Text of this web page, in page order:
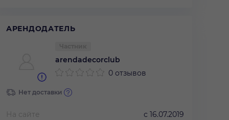
АРЕНДОДАТЕЛЬ
arendadecorclub
0 отзывов
Нет доставки
На сайте с 16.07.2019